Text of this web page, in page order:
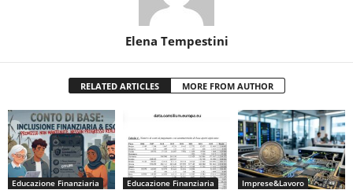
Elena Tempestini
RELATED ARTICLES MORE FROM AUTHOR
Educazione Finanziaria Educazione Finanziaria Imprese&Lavoro